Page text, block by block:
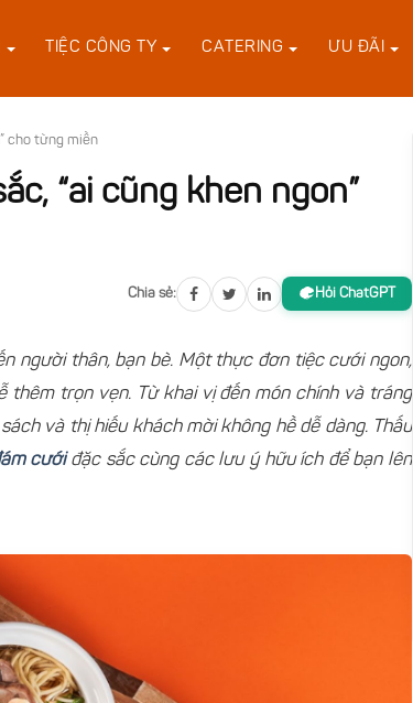
TIỆC CÔNG TY CATERING ƯU ĐÃI
cho từng miền
“ai cũng khen ngon”
Chia sẻ: Hỏi ChatGPT
người thân, bạn bè. Một thực đơn tiệc cưới ngon,
thêm trọn vẹn. Từ khai vị đến món chính và tráng
và thị hiếu khách mời không hề dễ dàng. Thấu
cướiđặc sắc cùng các lưu ý hữu ích để bạn lên